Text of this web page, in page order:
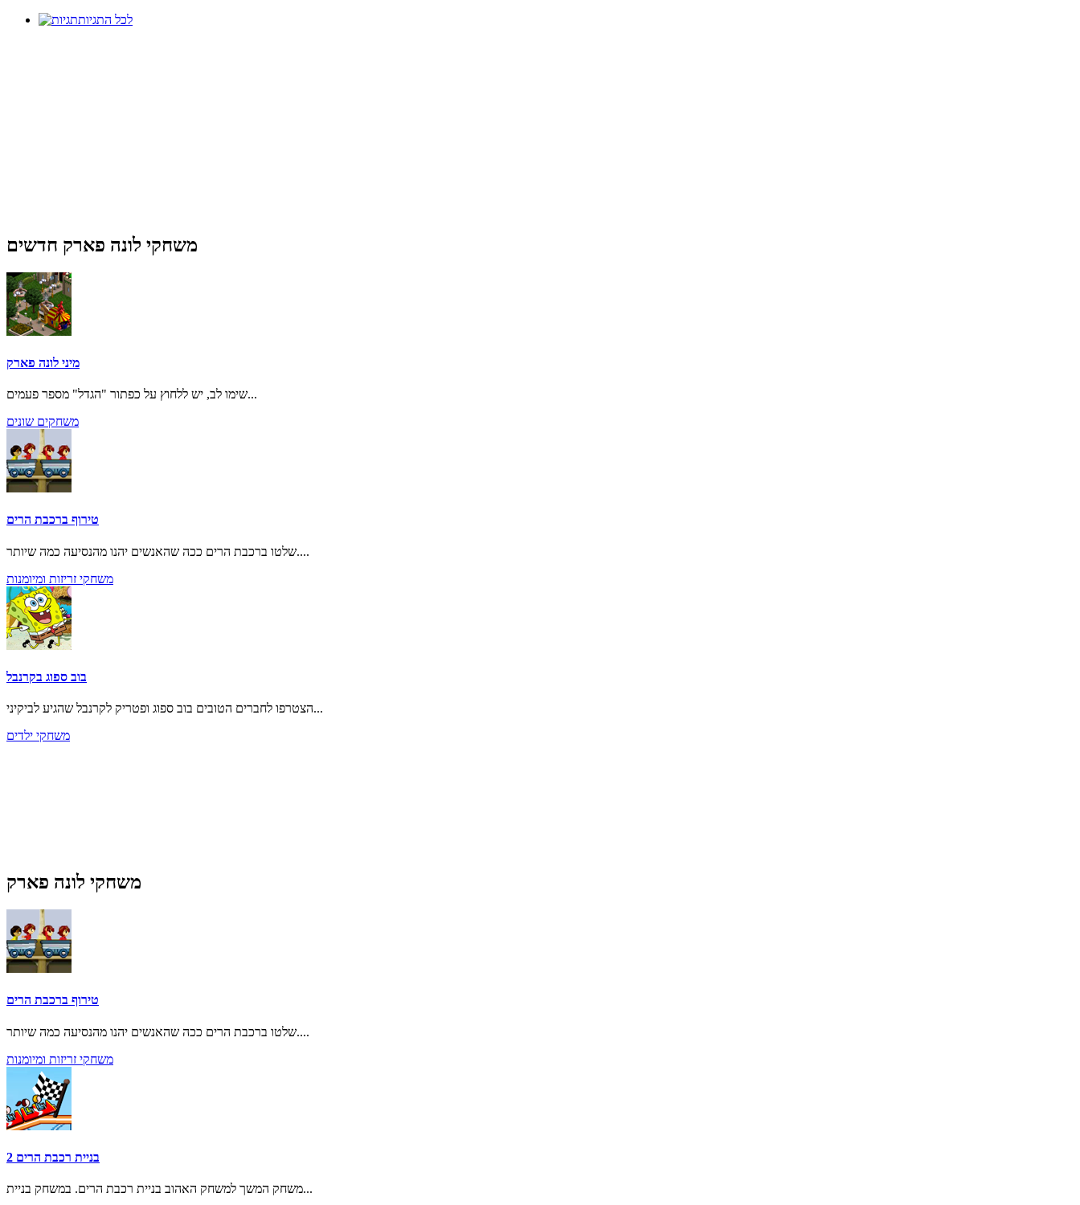
לכל התגיות
משחקי לונה פארק חדשים
מיני לונה פארק
שימו לב, יש ללחוץ על כפתור "הגדל" מספר פעמים...
משחקים שונים
טירוף ברכבת הרים
שלטו ברכבת הרים ככה שהאנשים יהנו מהנסיעה כמה שיותר....
משחקי זריזות ומיומנות
בוב ספוג בקרנבל
הצטרפו לחברים הטובים בוב ספוג ופטריק לקרנבל שהגיע לביקיני...
משחקי ילדים
משחקי לונה פארק
טירוף ברכבת הרים
שלטו ברכבת הרים ככה שהאנשים יהנו מהנסיעה כמה שיותר....
משחקי זריזות ומיומנות
בניית רכבת הרים 2
משחק המשך למשחק האהוב בניית רכבת הרים. במשחק בניית...